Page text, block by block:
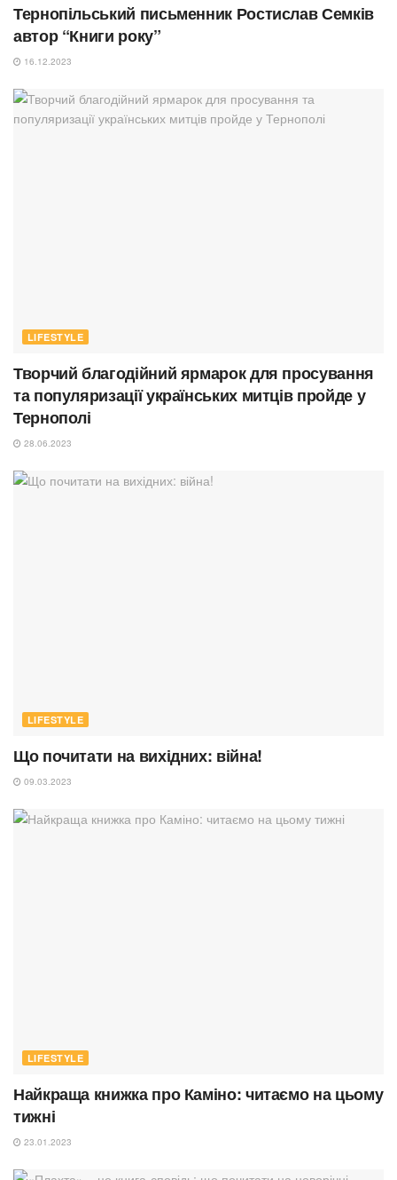
Тернопільський письменник Ростислав Семків
автор “Книги року”
16.12.2023
LIFESTYLE
Творчий благодійний ярмарок для просування
та популяризації українських митців пройде у
Тернополі
28.06.2023
LIFESTYLE
Що почитати на вихідних: війна!
09.03.2023
LIFESTYLE
Найкраща книжка про Каміно: читаємо на цьому
тижні
23.01.2023